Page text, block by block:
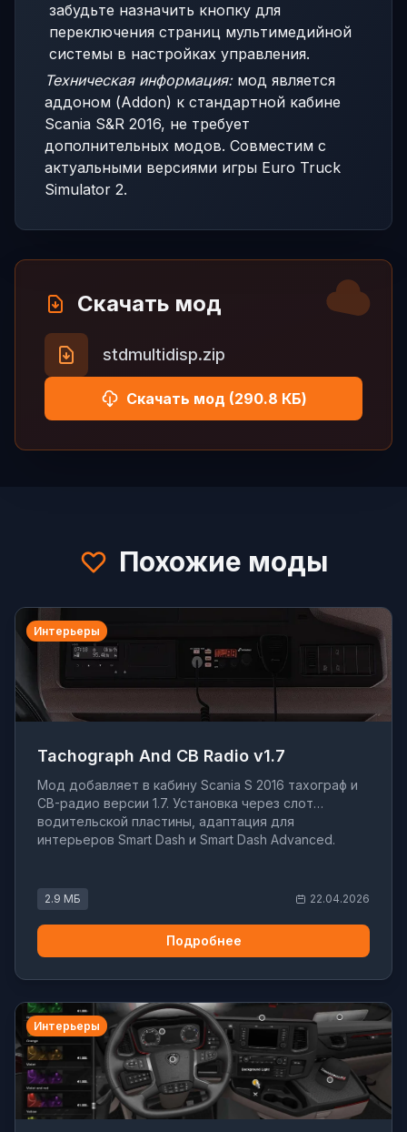
забудьте назначить кнопку для
переключения страниц мультимедийной
системы в настройках управления.
Техническая информация:мод является
аддоном (Addon) к стандартной кабине
Scania S&R 2016, не требует
дополнительных модов. Совместим с
актуальными версиями игры Euro Truck
Simulator 2.
Скачать мод
stdmultidisp.zip
Скачать мод (290.8 КБ)
Похожие моды
Интерьеры
Tachograph And CB Radio v1.7
Мод добавляет в кабину Scania S 2016 тахограф и
CB-радио версии 1.7. Установка через слот
водительской пластины, адаптация для
интерьеров Smart Dash и Smart Dash Advanced.
2.9 МБ 22.04.2026
Подробнее
Интерьеры